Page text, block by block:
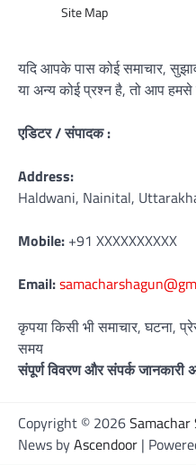
Site Map
यदि आपके पास कोई समाचार,
या अन्य कोई प्रश्न है, तो आप
एडिटर / संपादक :
Address:
Haldwani, Nainital,
Mobile: +91 XXXXXXXXXX
Email:
कृपया किसी भी समाचार, घटना,
समय
संपूर्ण विवरण और संपर्क जानकारी
Copyright © 2026Samachar
News byAscendoor |